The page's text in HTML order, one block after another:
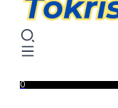
0